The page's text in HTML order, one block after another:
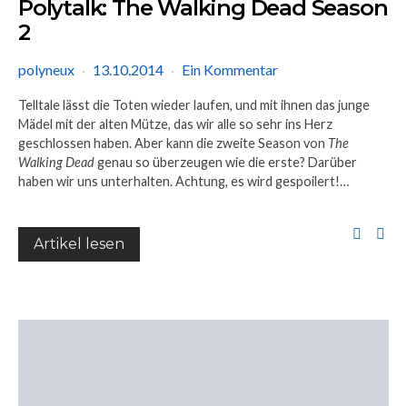
Polytalk: The Walking Dead Season
2
polyneux 13.10.2014 Ein Kommentar
Telltale lässt die Toten wieder laufen, und mit ihnen das junge
Mädel mit der alten Mütze, das wir alle so sehr ins Herz
geschlossen haben. Aber kann die zweite Season von The
Walking Deadgenau so überzeugen wie die erste? Darüber
haben wir uns unterhalten. Achtung, es wird gespoilert!…
Artikel lesen